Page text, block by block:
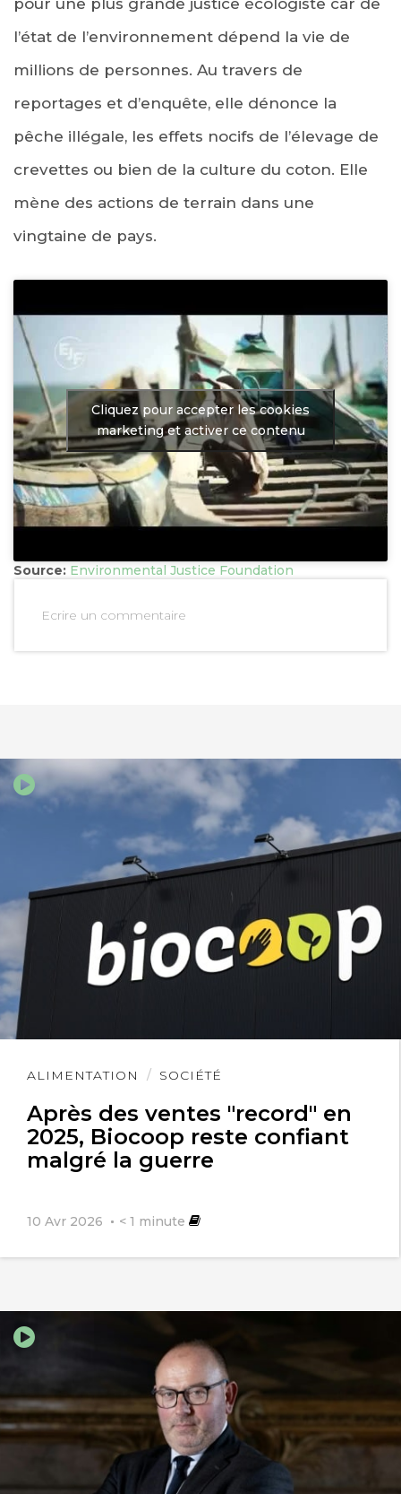
pour une plus grande justice écologiste car de
l’état de l’environnement dépend la vie de
millions de personnes. Au travers de
reportages et d’enquête, elle dénonce la
pêche illégale, les effets nocifs de l’élevage de
crevettes ou bien de la culture du coton. Elle
mène des actions de terrain dans une
vingtaine de pays.
Cliquez pour accepter les cookies
marketing et activer ce contenu
Source: Environmental Justice Foundation
Ecrire un commentaire
ALIMENTATION SOCIÉTÉ
Après des ventes "record" en
2025, Biocoop reste confiant
malgré la guerre
10 Avr 2026 < 1 minute
Lire